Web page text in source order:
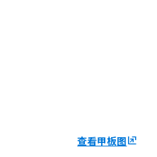
查看甲板图ungroup